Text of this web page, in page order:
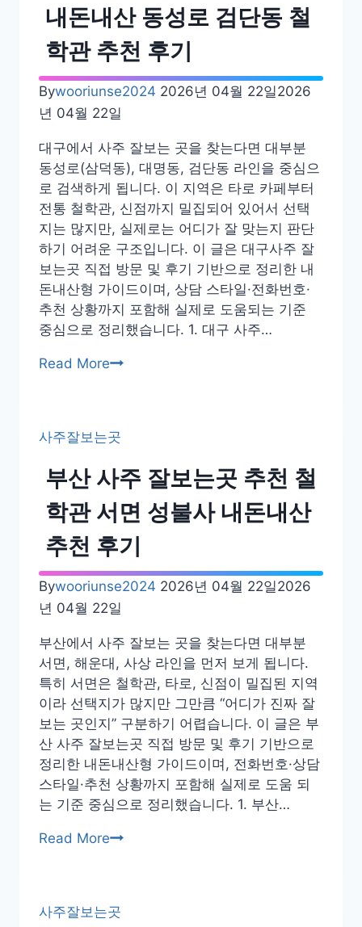
잘
보
는
남
동
구
월
동
철
학
관
추
천
후
기
내돈내산 동성로 검단동 철
학관 추천 후기
Bywooriunse2024 2026년 04월 22일2026
년 04월 22일
대구에서 사주 잘보는 곳을 찾는다면 대부분
동성로(삼덕동), 대명동, 검단동 라인을 중심으
로 검색하게 됩니다. 이 지역은 타로 카페부터
전통 철학관, 신점까지 밀집되어 있어서 선택
지는 많지만, 실제로는 어디가 잘 맞는지 판단
하기 어려운 구조입니다. 이 글은 대구사주 잘
보는곳 직접 방문 및 후기 기반으로 정리한 내
돈내산형 가이드이며, 상담 스타일·전화번호·
추천 상황까지 포함해 실제로 도움되는 기준
중심으로 정리했습니다. 1. 대구 사주…
Read More대
잘
보
는
곳
동
성
내
돈
산
동
성
로
검
단
동
철
학
기
사주잘보는곳
부산 사주 잘보는곳 추천 철
학관 서면 성불사 내돈내산
추천 후기
Bywooriunse2024 2026년 04월 22일2026
년 04월 22일
부산에서 사주 잘보는 곳을 찾는다면 대부분
서면, 해운대, 사상 라인을 먼저 보게 됩니다.
특히 서면은 철학관, 타로, 신점이 밀집된 지역
이라 선택지가 많지만 그만큼 “어디가 진짜 잘
보는 곳인지” 구분하기 어렵습니다. 이 글은 부
산 사주 잘보는곳 직접 방문 및 후기 기반으로
정리한 내돈내산형 가이드이며, 전화번호·상담
스타일·추천 상황까지 포함해 실제로 도움 되
는 기준 중심으로 정리했습니다. 1. 부산…
Read More부
잘
사주잘보는곳